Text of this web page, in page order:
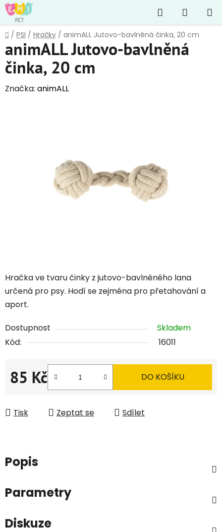
Přejít
na
obsah
Hledat
KOŠÍK
Domů
/ PSI / Hračky / animALL Jutovo-bavlněná činka, 20 cm
Hračka ve tvaru činky z jutovo-bavlněného lana
určená pro psy. Hodí se zejména pro přetahování a
aport.
Dostupnost
Skladem
Kód:
16011
85 Kč
Měrná cena:
DO KOŠÍKU
Tisk Zeptat se Sdílet
animALL Jutovo-bavlněná
činka, 20 cm
Značka: animALL
Popis
Parametry
Diskuze